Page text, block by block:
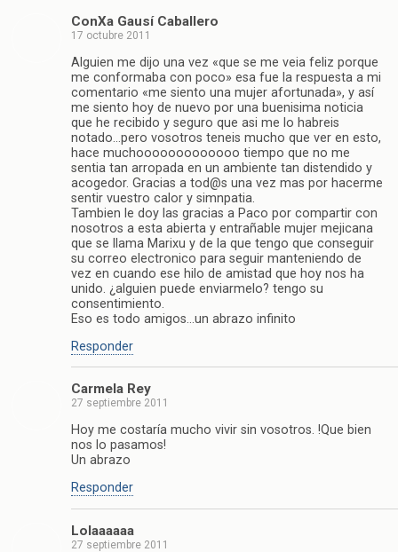
ConXa Gausí Caballero
17 octubre 2011
Alguien me dijo una vez «que se me veia feliz porque
me conformaba con poco» esa fue la respuesta a mi
comentario «me siento una mujer afortunada», y así
me siento hoy de nuevo por una buenisima noticia
que he recibido y seguro que asi me lo habreis
notado…pero vosotros teneis mucho que ver en esto,
hace muchooooooooooooo tiempo que no me
sentia tan arropada en un ambiente tan distendido y
acogedor. Gracias a tod@s una vez mas por hacerme
sentir vuestro calor y simnpatia.
Tambien le doy las gracias a Paco por compartir con
nosotros a esta abierta y entrañable mujer mejicana
que se llama Marixu y de la que tengo que conseguir
su correo electronico para seguir manteniendo de
vez en cuando ese hilo de amistad que hoy nos ha
unido. ¿alguien puede enviarmelo? tengo su
consentimiento.
Eso es todo amigos…un abrazo infinito
Responder
Carmela Rey
27 septiembre 2011
Hoy me costaría mucho vivir sin vosotros. !Que bien
nos lo pasamos!
Un abrazo
Responder
Lolaaaaaa
27 septiembre 2011